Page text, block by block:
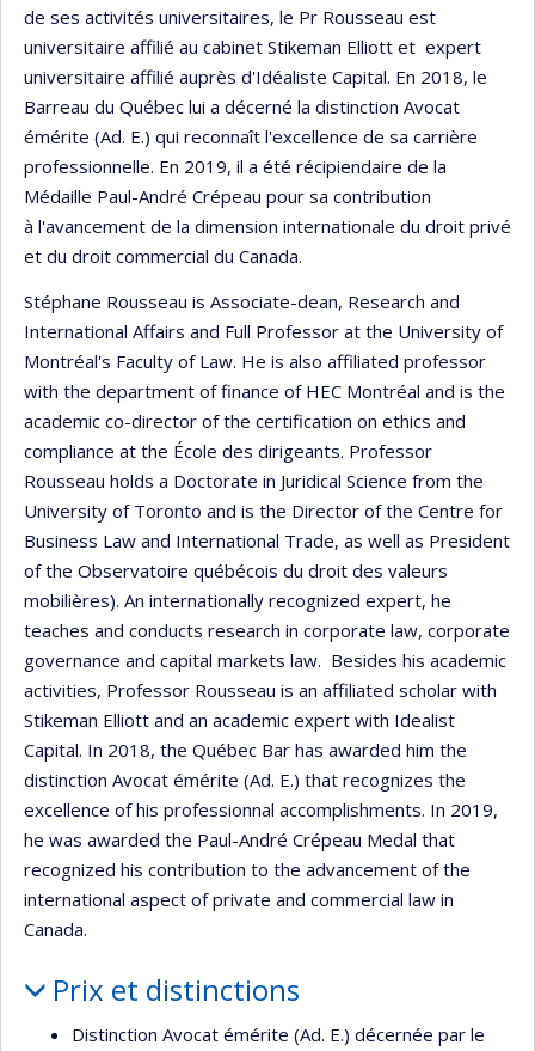
de ses activités universitaires, le Pr Rousseau est
universitaire affilié au cabinet Stikeman Elliott et expert
universitaire affilié auprès d'Idéaliste Capital. En 2018, le
Barreau du Québec lui a décerné la distinction Avocat
émérite (Ad. E.) qui reconnaît l'excellence de sa carrière
professionnelle. En 2019, il a été récipiendaire de la
Médaille Paul-André Crépeau pour sa contribution
à l'avancement de la dimension internationale du droit privé
et du droit commercial du Canada.
Stéphane Rousseau is Associate-dean, Research and
International Affairs and Full Professor at the University of
Montréal's Faculty of Law. He is also affiliated professor
with the department of finance of HEC Montréal and is the
academic co-director of the certification on ethics and
compliance at the École des dirigeants. Professor
Rousseau holds a Doctorate in Juridical Science from the
University of Toronto and is the Director of the Centre for
Business Law and International Trade, as well as President
of the Observatoire québécois du droit des valeurs
mobilières). An internationally recognized expert, he
teaches and conducts research in corporate law, corporate
governance and capital markets law. Besides his academic
activities, Professor Rousseau is an affiliated scholar with
Stikeman Elliott and an academic expert with Idealist
Capital. In 2018, the Québec Bar has awarded him the
distinction Avocat émérite (Ad. E.) that recognizes the
excellence of his professionnal accomplishments. In 2019,
he was awarded the Paul-André Crépeau Medal that
recognized his contribution to the advancement of the
international aspect of private and commercial law in
Canada.
Prix et distinctions
Distinction Avocat émérite (Ad. E.) décernée par le